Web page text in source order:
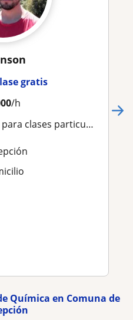
gratis
/h
y reforzamiento de contenidos
Química en Comuna de